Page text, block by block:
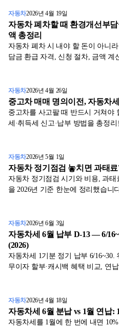
자동차2026년 4월 19일
자동차 폐차할 때 환경개선부
액 총정리
자동차 폐차 시 내야 할 돈이 아니
담금 환급 자격, 신청 절차, 금액 계
자동차2026년 4월 26일
중고차 매매 명의이전, 자동차
중고차를 사고팔 때 반드시 거쳐야
세·취득세 신고·납부 방법을 총정
자동차2026년 5월 1일
자동차 정기점검 놓치면 과태료
자동차 정기점검 시기와 비용, 과
을 2026년 기준 한눈에 정리했습니
자동차2026년 6월 3일
자동차세 6월 납부 D-13 — 6/
(2026)
자동차세 1기분 정기 납부 6/16~30.
무이자 할부·캐시백 혜택 비교, 연
자동차2026년 4월 18일
자동차세 6월 분납 vs 1월 연납:
자동차세를 1월에 한 번에 내면